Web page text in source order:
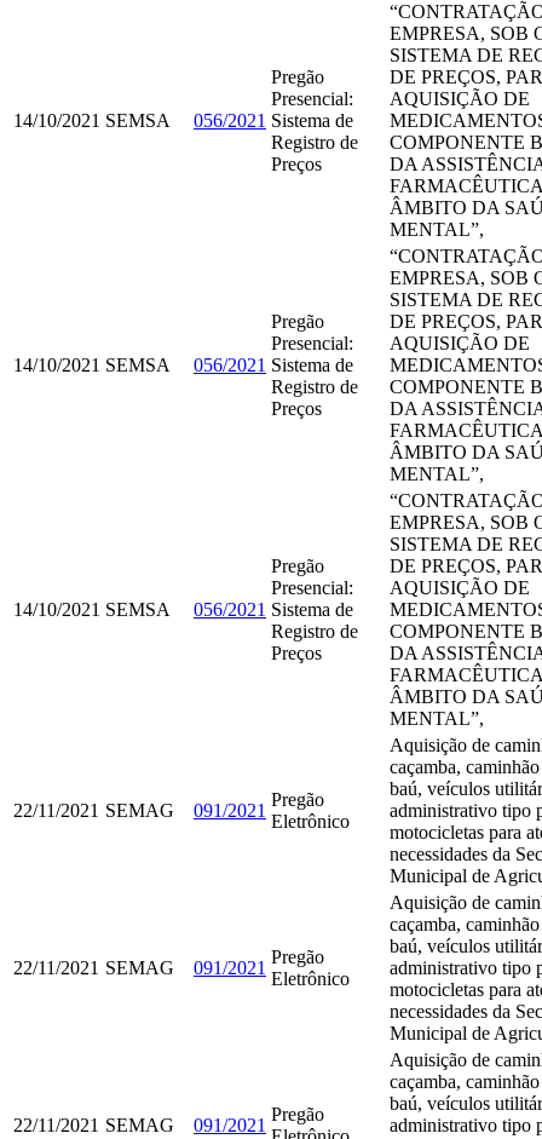
14/10/2021 SEMSA 056/2021
Pregão
Presencial:
Sistema de
Registro de
Preços
EMPRESA, SOB
SISTEMA DE
DE PREÇOS,
AQUISIÇÃO DE
COMPONENTE
DA
ÂMBITO DA
MENTAL”,
14/10/2021 SEMSA 056/2021
Pregão
Presencial:
Sistema de
Registro de
Preços
EMPRESA, SOB
SISTEMA DE
DE PREÇOS,
AQUISIÇÃO DE
COMPONENTE
DA
ÂMBITO DA
MENTAL”,
14/10/2021 SEMSA 056/2021
Pregão
Presencial:
Sistema de
Registro de
Preços
EMPRESA, SOB
SISTEMA DE
DE PREÇOS,
AQUISIÇÃO DE
COMPONENTE
DA
ÂMBITO DA
MENTAL”,
22/11/2021 SEMAG 091/2021
Pregão
Eletrônico
Aquisição de
caçamba,
baú, veículos
administrativo tipo
motocicletas para
necessidades da
Municipal de
22/11/2021 SEMAG 091/2021
Pregão
Eletrônico
Aquisição de
caçamba,
baú, veículos
administrativo tipo
motocicletas para
necessidades da
Municipal de
22/11/2021 SEMAG 091/2021
Pregão
Aquisição de
caçamba,
baú, veículos
administrativo tipo